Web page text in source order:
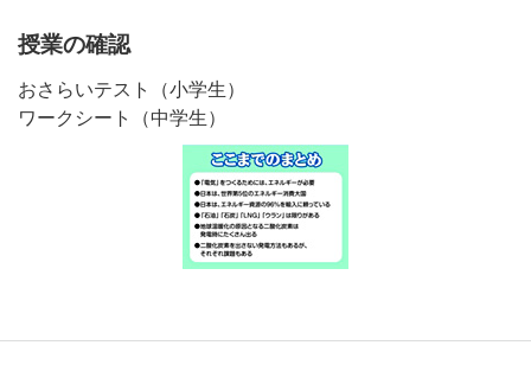
授業の確認
おさらいテスト（小学生）
ワークシート（中学生）